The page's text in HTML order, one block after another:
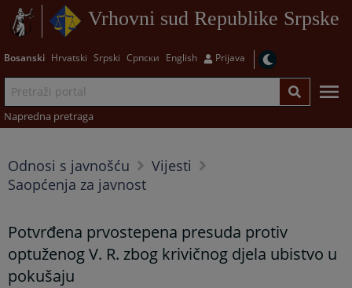
Vrhovni sud Republike Srpske
Bosanski Hrvatski Srpski Српски English Prijava
Napredna pretraga
Odnosi s javnošću
Vijesti
Saopćenja za javnost
Potvrđena prvostepena presuda protiv
optuženog V. R. zbog krivičnog djela ubistvo u
pokušaju